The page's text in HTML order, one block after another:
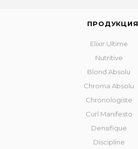
ПРОДУКЦИЯ
Elixir Ultime
Nutritive
Blond Absolu
Chroma Absolu
Chronologiste
Curl Manifesto
Densifique
Discipline